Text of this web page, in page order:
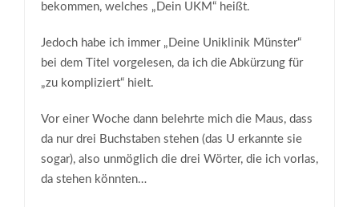
bekommen, welches „Dein UKM“ heißt.
Jedoch habe ich immer „Deine Uniklinik Münster“
bei dem Titel vorgelesen, da ich die Abkürzung für
„zu kompliziert“ hielt.
Vor einer Woche dann belehrte mich die Maus, dass
da nur drei Buchstaben stehen (das U erkannte sie
sogar), also unmöglich die drei Wörter, die ich vorlas,
da stehen könnten…